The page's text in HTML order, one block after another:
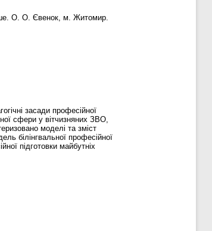
О. О. Євенок, м. Житомир.
засади професійної
сфери у вітчизняних ЗВО,
моделі та зміст
білінгвальної професійної
підготовки майбутніх